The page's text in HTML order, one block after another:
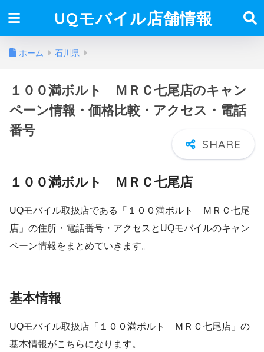
UQモバイル店舗情報
ホーム 石川県
１００満ボルト ＭＲＣ七尾店のキャン
ペーン情報・価格比較・アクセス・電話
番号
１００満ボルト ＭＲＣ七尾店
UQモバイル取扱店である「１００満ボルト ＭＲＣ七尾
店」の住所・電話番号・アクセスとUQモバイルのキャン
ペーン情報をまとめていきます。
基本情報
UQモバイル取扱店「１００満ボルト ＭＲＣ七尾店」の
基本情報がこちらになります。